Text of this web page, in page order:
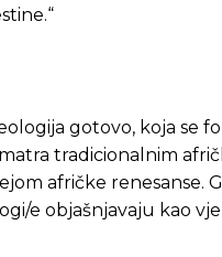
gotovo, koja se
tradicionalnim
afričke
e objašnjavaju kao